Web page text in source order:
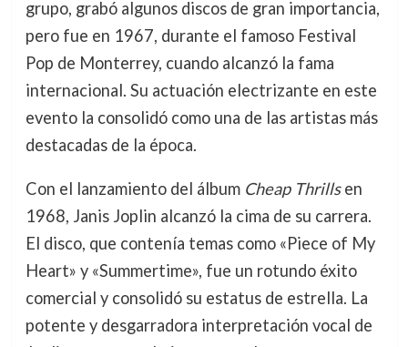
grupo, grabó algunos discos de gran importancia,
pero fue en 1967, durante el famoso Festival
Pop de Monterrey, cuando alcanzó la fama
internacional. Su actuación electrizante en este
evento la consolidó como una de las artistas más
destacadas de la época.
Con el lanzamiento del álbum Cheap Thrillsen
1968, Janis Joplin alcanzó la cima de su carrera.
El disco, que contenía temas como «Piece of My
Heart» y «Summertime», fue un rotundo éxito
comercial y consolidó su estatus de estrella. La
potente y desgarradora interpretación vocal de